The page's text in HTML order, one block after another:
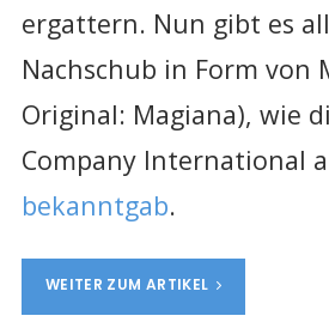
ergattern. Nun gibt es
Nachschub in Form von
Original: Magiana), wie
Company International
bekanntgab.
WEITER ZUM ARTIKEL